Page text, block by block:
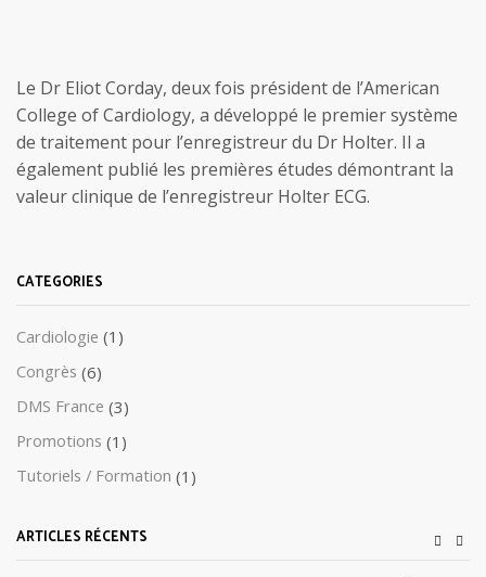
Le Dr Eliot Corday, deux fois président de l’American
College of Cardiology, a développé le premier système
de traitement pour l’enregistreur du Dr Holter. Il a
également publié les premières études démontrant la
valeur clinique de l’enregistreur Holter ECG.
CATEGORIES
Cardiologie (1)
Congrès (6)
DMS France (3)
Promotions (1)
Tutoriels / Formation (1)
ARTICLES RÉCENTS